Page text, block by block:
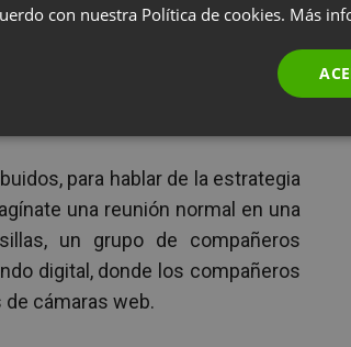
organizado para un grupo
compartir ideas y participar de
para hablar de la estrategia
una reunión normal en una
un grupo de compañeros
digital, donde los compañeros
de cámaras web.
con nuestra Política de cookies. Más